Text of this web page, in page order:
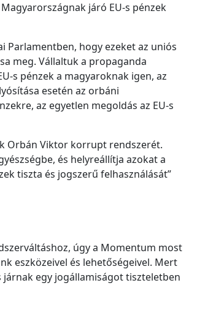
járó EU-s pénzek
Parlamentben, hogy ezeket az uniós
meg. Vállaltuk a propaganda
s pénzek a magyaroknak igen, az
esetén az orbáni
az egyetlen megoldás az EU-s
Orbán Viktor korrupt rendszerét.
és helyreállítja azokat a
tiszta és jogszerű felhasználását”
úgy a Momentum most
eszközeivel és lehetőségeivel. Mert
egy jogállamiságot tiszteletben